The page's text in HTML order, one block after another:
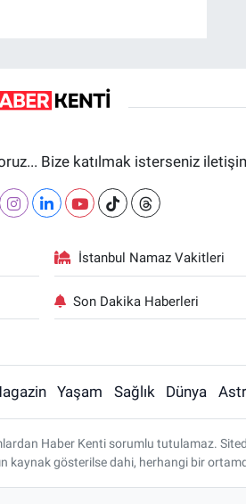
Bize katılmak isterseniz
İstanbul Namaz Vakitleri
Son Dakika Haberleri
Yaşam Sağlık Dünya
Haber Kenti sorumlu tutulamaz.
kaynak gösterilse dahi, herhangi bir